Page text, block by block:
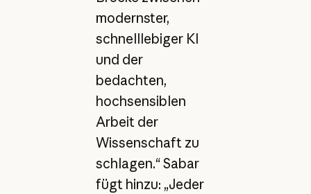
modernster,
schnelllebiger KI
und der
bedachten,
hochsensiblen
Arbeit der
Wissenschaft zu
schlagen.“ Sabar
fügt hinzu: „Jeder